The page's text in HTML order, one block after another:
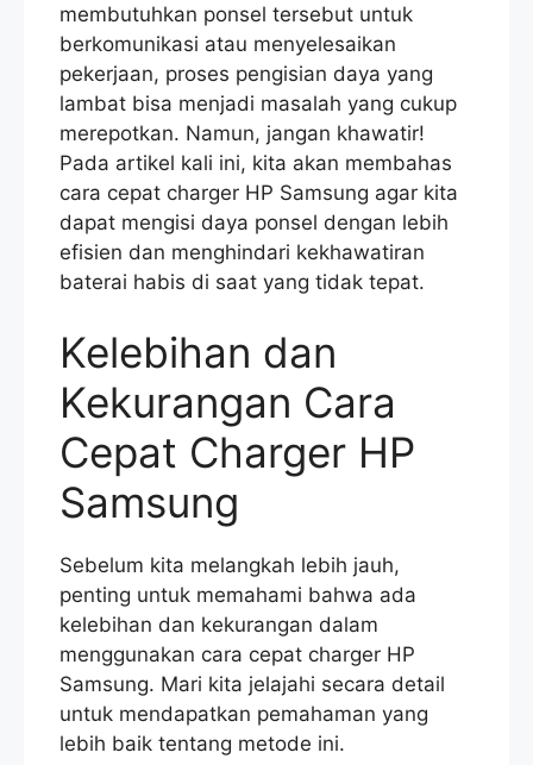
membutuhkan ponsel tersebut untuk
berkomunikasi atau menyelesaikan
pekerjaan, proses pengisian daya yang
lambat bisa menjadi masalah yang cukup
merepotkan. Namun, jangan khawatir!
Pada artikel kali ini, kita akan membahas
cara cepat charger HP Samsung agar kita
dapat mengisi daya ponsel dengan lebih
efisien dan menghindari kekhawatiran
baterai habis di saat yang tidak tepat.
Kelebihan dan
Kekurangan Cara
Cepat Charger HP
Samsung
Sebelum kita melangkah lebih jauh,
penting untuk memahami bahwa ada
kelebihan dan kekurangan dalam
menggunakan cara cepat charger HP
Samsung. Mari kita jelajahi secara detail
untuk mendapatkan pemahaman yang
lebih baik tentang metode ini.